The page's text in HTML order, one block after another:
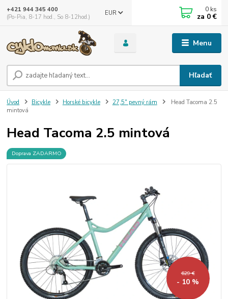
Menu
EUR
Hľadať
+421 944 345 400
(Po-Pia, 8-17 hod., So 8-12hod.)
0 ks
za 0 €
Úvod Bicykle Horské bicykle 27,5" pevný rám
Head Tacoma 2.5
mintová
Head Tacoma 2.5 mintová
Doprava ZADARMO
629 €
- 10 %